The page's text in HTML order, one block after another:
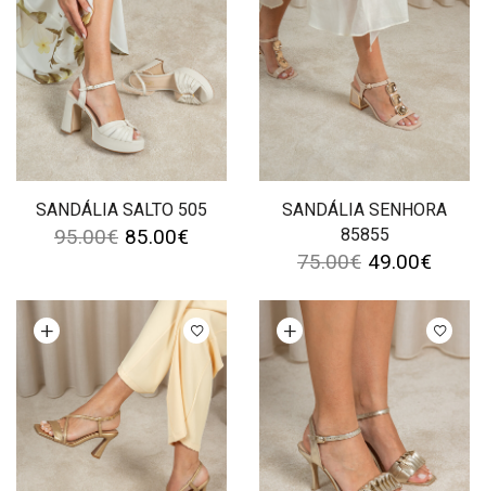
SANDÁLIA SALTO 505
95.00€ 85.00€
SANDÁLIA SENHORA
85855
75.00€ 49.00€
opções Ver opções